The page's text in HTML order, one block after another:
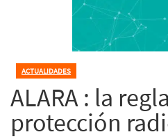
ACTUALIDADES
ALARA : la
protección